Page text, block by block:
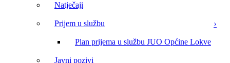
Natječaji
Prijem u službu
Plan prijema u službu JUO Općine Lokve
Javni pozivi